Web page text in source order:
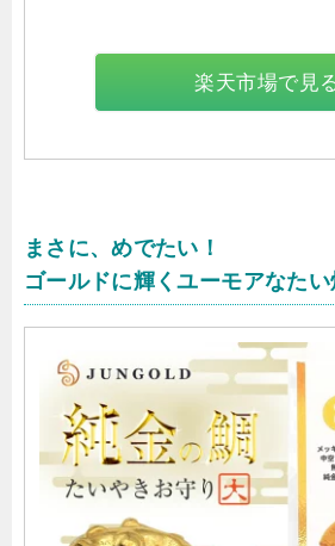
楽天市場で見
まさに、めでたい！
ゴールドに輝くユーモアなたい